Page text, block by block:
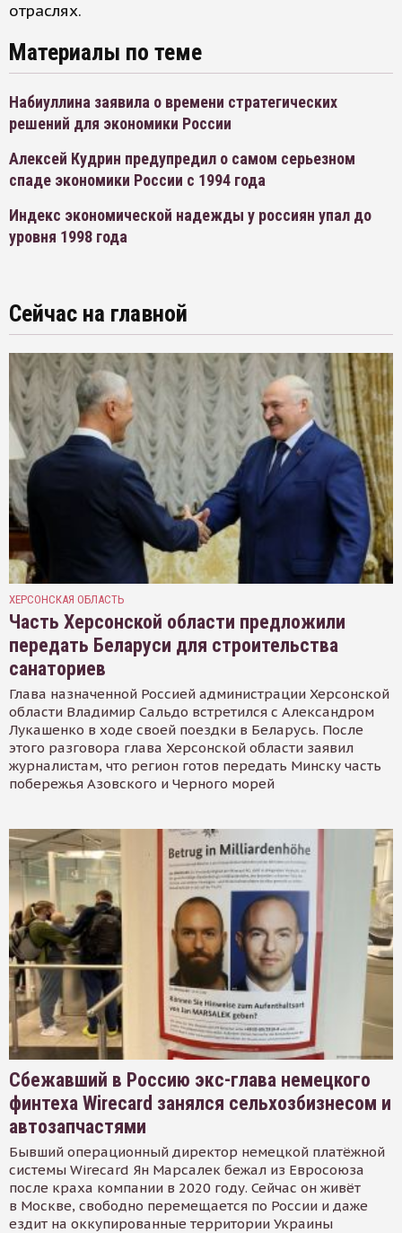
отраслях.
Материалы по теме
Набиуллина заявила о времени стратегических
решений для экономики России
Алексей Кудрин предупредил о самом серьезном
спаде экономики России с 1994 года
Индекс экономической надежды у россиян упал до
уровня 1998 года
Сейчас на главной
ХЕРСОНСКАЯ ОБЛАСТЬ
Часть Херсонской области предложили
передать Беларуси для строительства
санаториев
Глава назначенной Россией администрации Херсонской
области Владимир Сальдо встретился с Александром
Лукашенко в ходе своей поездки в Беларусь. После
этого разговора глава Херсонской области заявил
журналистам, что регион готов передать Минску часть
побережья Азовского и Черного морей
Сбежавший в Россию экс-глава немецкого
финтеха Wirecard занялся сельхозбизнесом и
автозапчастями
Бывший операционный директор немецкой платёжной
системы Wirecard Ян Марсалек бежал из Евросоюза
после краха компании в 2020 году. Сейчас он живёт
в Москве, свободно перемещается по России и даже
ездит на оккупированные территории Украины